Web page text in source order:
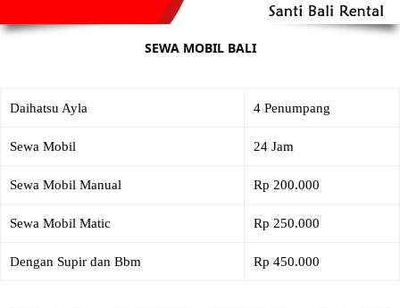
SEWA MOBIL BALI
Daihatsu Ayla 4 Penumpang
Sewa Mobil 24 Jam
Sewa Mobil Manual Rp 200.000
Sewa Mobil Matic Rp 250.000
Dengan Supir dan Bbm Rp 450.000